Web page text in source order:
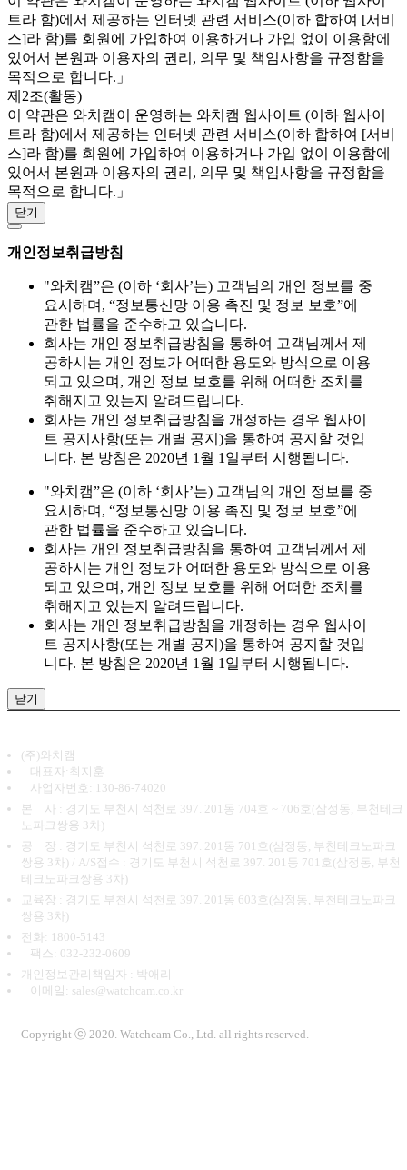
트라 함)에서 제공하는 인터넷 관련 서비스(이하 합하여 [서비
스]라 함)를 회원에 가입하여 이용하거나 가입 없이 이용함에
있어서 본원과 이용자의 권리, 의무 및 책임사항을 규정함을
목적으로 합니다.」
제2조(활동)
이 약관은 와치캠이 운영하는 와치캠 웹사이트 (이하 웹사이
트라 함)에서 제공하는 인터넷 관련 서비스(이하 합하여 [서비
스]라 함)를 회원에 가입하여 이용하거나 가입 없이 이용함에
있어서 본원과 이용자의 권리, 의무 및 책임사항을 규정함을
목적으로 합니다.」
닫기
개인정보취급방침
"와치캠”은 (이하 ‘회사’는) 고객님의 개인 정보를 중
요시하며, “정보통신망 이용 촉진 및 정보 보호”에
관한 법률을 준수하고 있습니다.
회사는 개인 정보취급방침을 통하여 고객님께서 제
공하시는 개인 정보가 어떠한 용도와 방식으로 이용
되고 있으며, 개인 정보 보호를 위해 어떠한 조치를
취해지고 있는지 알려드립니다.
회사는 개인 정보취급방침을 개정하는 경우 웹사이
트 공지사항(또는 개별 공지)을 통하여 공지할 것입
니다. 본 방침은 2020년 1월 1일부터 시행됩니다.
"와치캠”은 (이하 ‘회사’는) 고객님의 개인 정보를 중
요시하며, “정보통신망 이용 촉진 및 정보 보호”에
관한 법률을 준수하고 있습니다.
회사는 개인 정보취급방침을 통하여 고객님께서 제
공하시는 개인 정보가 어떠한 용도와 방식으로 이용
되고 있으며, 개인 정보 보호를 위해 어떠한 조치를
취해지고 있는지 알려드립니다.
회사는 개인 정보취급방침을 개정하는 경우 웹사이
트 공지사항(또는 개별 공지)을 통하여 공지할 것입
니다. 본 방침은 2020년 1월 1일부터 시행됩니다.
닫기
(주)와치캠
대표자:최지훈
사업자번호: 130-86-74020
본 사 : 경기도 부천시 석천로 397. 201동 704호 ~ 706호(삼정동, 부천테크
노파크쌍용 3차)
공 장 : 경기도 부천시 석천로 397. 201동 701호(삼정동, 부천테크노파크
쌍용 3차) / A/S접수 : 경기도 부천시 석천로 397. 201동 701호(삼정동, 부천
테크노파크쌍용 3차)
교육장 : 경기도 부천시 석천로 397. 201동 603호(삼정동, 부천테크노파크
쌍용 3차)
전화: 1800-5143
팩스: 032-232-0609
개인정보관리책임자 : 박애리
이메일: sales@watchcam.co.kr
Copyright ⓒ 2020. Watchcam Co., Ltd. all rights reserved.